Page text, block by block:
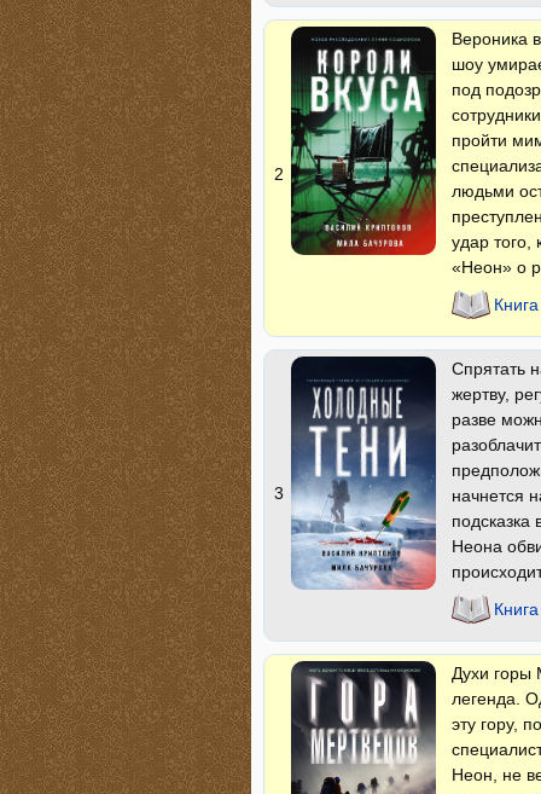
2
Вероника
шоу
под
пройти
людьми
удар того,
«Неон» о
3
Спрятать
жертву,
разве
начнется
подсказка
Неона
Духи горы
легенда.
эту гору,
Неон, не